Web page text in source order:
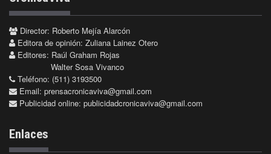
Director: Roberto Mejía Alarcón
Editora de opinión: Zuliana Lainez Otero
Editores: Raúl Graham Rojas
Walter Sosa Vivanco
Teléfono: (511) 3193500
Email: prensacronicaviva@gmail.com
Publicidad online: publicidadcronicaviva@gmail.com
Enlaces